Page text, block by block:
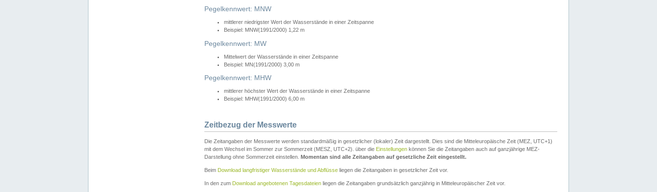
Pegelkennwert: MNW
mittlerer niedrigster Wert der Wasserstände in einer Zeitspanne
Beispiel: MNW(1991/2000) 1,22 m
Pegelkennwert: MW
Mittelwert der Wasserstände in einer Zeitspanne
Beispiel: MN(1991/2000) 3,00 m
Pegelkennwert: MHW
mittlerer höchster Wert der Wasserstände in einer Zeitspanne
Beispiel: MHW(1991/2000) 6,00 m
Zeitbezug der Messwerte
Die Zeitangaben der Messwerte werden standardmäßig in gesetzlicher (lokaler) Zeit dargestellt. Dies sind die Mitteleuropäische Zeit (MEZ, UTC+1)
mit dem Wechsel im Sommer zur Sommerzeit (MESZ, UTC+2). über die Einstellungen können Sie die Zeitangaben auch auf ganzjährige MEZ-
Darstellung ohne Sommerzeit einstellen. Momentan sind alle Zeitangaben auf gesetzliche Zeit eingestellt.
Beim Download langfristiger Wasserstände und Abflüsse liegen die Zeitangaben in gesetzlicher Zeit vor.
In den zum Download angebotenen Tagesdateien liegen die Zeitangaben grundsätzlich ganzjährig in Mitteleuropäischer Zeit vor.